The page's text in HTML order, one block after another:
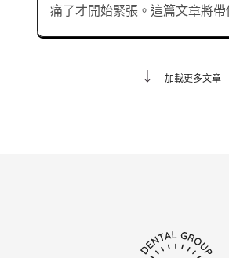
痛了才開始緊張。這篇文章將
縫蛀牙的症狀、原因、治療方
加載更多文章